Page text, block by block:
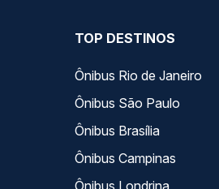
TOP DESTINOS
Ônibus Rio de Janeiro
Ônibus São Paulo
Ônibus Brasília
Ônibus Campinas
Ônibus Londrina